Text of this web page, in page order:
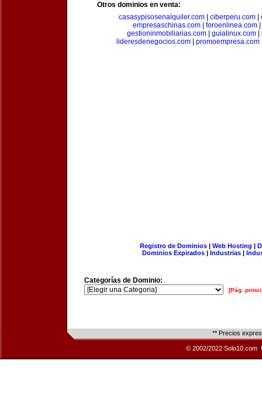
Otros dominios en venta:
casasypisosenalquiler.com
ciberperu.com
empresaschinas.com| foroenlinea.com|
gestioninmobiliarias.com| guialinux.com|
lideresdenegocios.com
promoempresa.com
Registro de Dominios| Web Hosting |
Dominios Expirados | Industrias |
Categorías de Dominio:
[Pág.
** Precios
© 2002/2022 Solo10.com